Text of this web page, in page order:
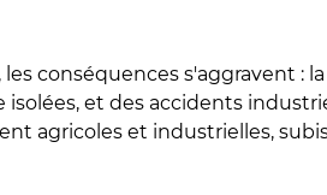
conséquences s'aggravent :
et des accidents
agricoles et industrielles,